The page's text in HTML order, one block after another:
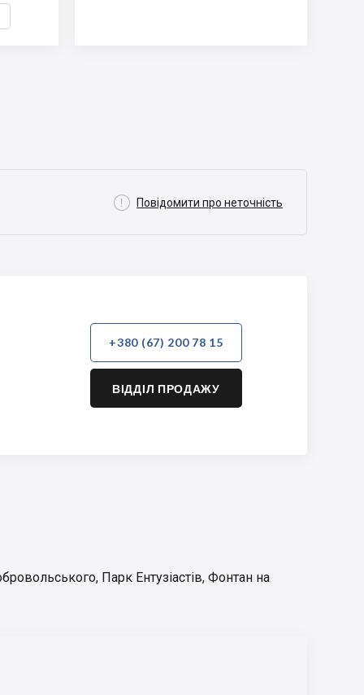
 Повідомити про неточність
+380 (67) 200 78 15
ВІДДІЛ ПРОДАЖУ
, Парк Ентузіастів, Фонтан на